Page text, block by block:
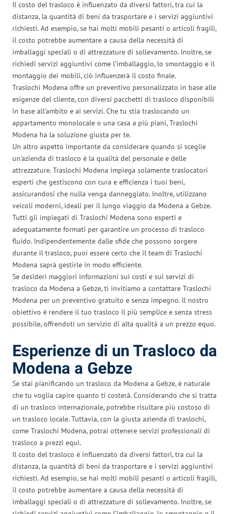
Il costo del trasloco è influenzato da diversi fattori, tra cui la
distanza, la quantità di beni da trasportare e i servizi aggiuntivi
richiesti. Ad esempio, se hai molti mobili pesanti o articoli fragili,
il costo potrebbe aumentare a causa della necessità di
imballaggi speciali o di attrezzature di sollevamento. Inoltre, se
richiedi servizi aggiuntivi come l’imballaggio, lo smontaggio e il
montaggio dei mobili, ciò influenzerà il costo finale.
Traslochi Modena offre un preventivo personalizzato in base alle
esigenze del cliente, con diversi pacchetti di trasloco disponibili
in base all’ambito e ai servizi. Che tu stia traslocando un
appartamento monolocale o una casa a più piani, Traslochi
Modena ha la soluzione giusta per te.
Un altro aspetto importante da considerare quando si sceglie
un’azienda di trasloco è la qualità del personale e delle
attrezzature. Traslochi Modena impiega solamente traslocatori
esperti che gestiscono con cura e efficienza i tuoi beni,
assicurandosi che nulla venga danneggiato. Inoltre, utilizzano
veicoli moderni, ideali per il lungo viaggio da Modena a Gebze.
Tutti gli impiegati di Traslochi Modena sono esperti e
adeguatamente formati per garantire un processo di trasloco
fluido. Indipendentemente dalle sfide che possono sorgere
durante il trasloco, puoi essere certo che il team di Traslochi
Modena saprà gestirle in modo efficiente.
Se desideri maggiori informazioni sui costi e sui servizi di
trasloco da Modena a Gebze, ti invitiamo a contattare Traslochi
Modena per un preventivo gratuito e senza impegno. Il nostro
obiettivo è rendere il tuo trasloco il più semplice e senza stress
possibile, offrendoti un servizio di alta qualità a un prezzo equo.
Esperienze di un Trasloco da
Modena a Gebze
Se stai pianificando un trasloco da Modena a Gebze, è naturale
che tu voglia capire quanto ti costerà. Considerando che si tratta
di un trasloco internazionale, potrebbe risultare più costoso di
un trasloco locale. Tuttavia, con la giusta azienda di traslochi,
come Traslochi Modena, potrai ottenere servizi professionali di
trasloco a prezzi equi.
Il costo del trasloco è influenzato da diversi fattori, tra cui la
distanza, la quantità di beni da trasportare e i servizi aggiuntivi
richiesti. Ad esempio, se hai molti mobili pesanti o articoli fragili,
il costo potrebbe aumentare a causa della necessità di
imballaggi speciali o di attrezzature di sollevamento. Inoltre, se